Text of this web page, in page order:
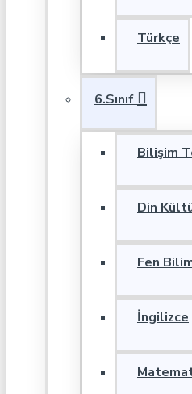
Türkçe
6.Sınıf
Bilişim
Din
Fen
İngilizce